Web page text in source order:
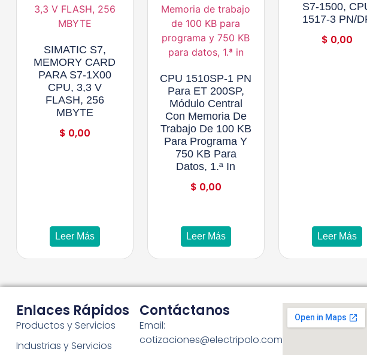
SIMATIC S7,
MEMORY CARD
PARA S7-1X00
CPU, 3,3 V
FLASH, 256
MBYTE
$ 0,00
Leer Más
CPU 1510SP-1 PN
Para ET 200SP,
Módulo Central
Con Memoria De
Trabajo De 100 KB
Para Programa Y
750 KB Para
Datos, 1.ª In
$ 0,00
Leer Más
S7-1500,
1517-3 PN/
$ 0,00
Leer Más
Enlaces Rápidos
Productos y Servicios
Industrias y Servicios
Contáctanos
Email:
cotizaciones@electripolo.com